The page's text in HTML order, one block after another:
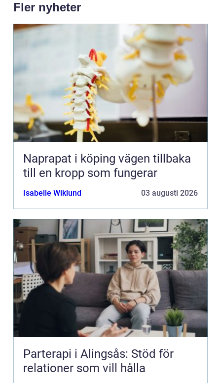
Fler nyheter
Naprapat i köping vägen tillbaka
till en kropp som fungerar
Isabelle Wiklund 03 augusti 2026
Parterapi i Alingsås: Stöd för
relationer som vill hålla